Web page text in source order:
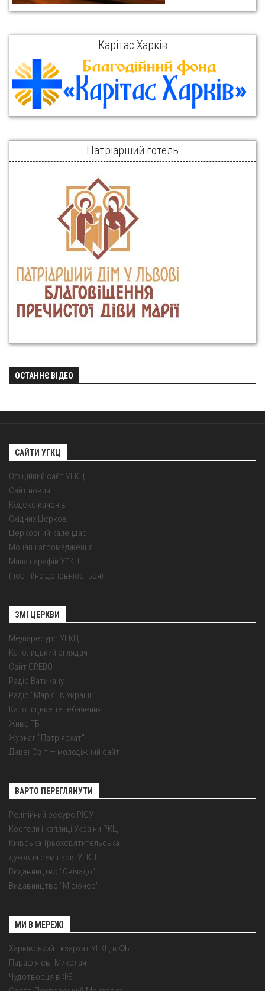
Карітас Харків
Патріарший готель
ОСТАННЄ ВІДЕО
САЙТИ УГКЦ
Офіційний сайт УГКЦ
Сайт новин
Кодекс канонів
Східних Церков
Церковний календар
Монаші згромадження
Мапа парафій УГКЦ
(постійно доповнюється)
ЗМІ ЦЕРКВИ
Медіаресурс УГКЦ
Католицький оглядач
Сайт CREDO
Радіо Ватикану
Радіо "Марія" в Україні
Католицьке телебачення
Живе ТБ
Журнал "Патріярхат"
ДивенСвіт — молодіжний сайт
ВАРТО ПЕРЕГЛЯНУТИ
Релігійний ресурс РІСУ
Костели і каплиці України РКЦ
Київська Трьохсвятительська
духовна семінарія УГКЦ
Видавництво "Свічадо"
Видавництво "Місіонер"
МИ В МЕРЕЖІ
Харківський Екзархат УГКЦ в ФБ
Парафія св. Миколая
Чудотворця в ФБ